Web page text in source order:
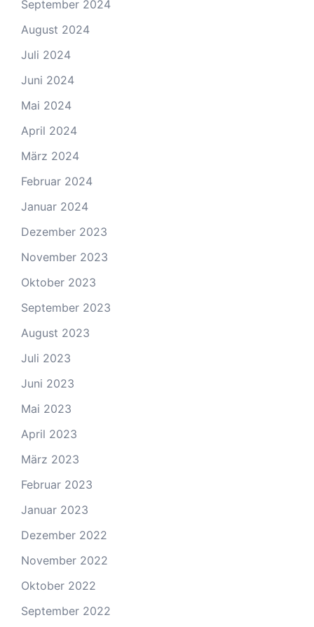
September 2024
August 2024
Juli 2024
Juni 2024
Mai 2024
April 2024
März 2024
Februar 2024
Januar 2024
Dezember 2023
November 2023
Oktober 2023
September 2023
August 2023
Juli 2023
Juni 2023
Mai 2023
April 2023
März 2023
Februar 2023
Januar 2023
Dezember 2022
November 2022
Oktober 2022
September 2022